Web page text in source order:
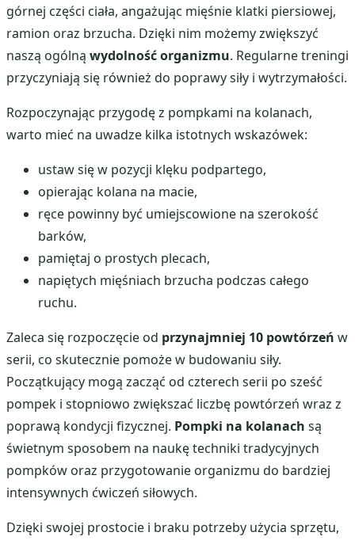
górnej części ciała, angażując mięśnie klatki piersiowej,
ramion oraz brzucha. Dzięki nim możemy zwiększyć
naszą ogólną wydolność organizmu. Regularne treningi
przyczyniają się również do poprawy siły i wytrzymałości.
Rozpoczynając przygodę z pompkami na kolanach,
warto mieć na uwadze kilka istotnych wskazówek:
ustaw się w pozycji klęku podpartego,
opierając kolana na macie,
ręce powinny być umiejscowione na szerokość
barków,
pamiętaj o prostych plecach,
napiętych mięśniach brzucha podczas całego
ruchu.
Zaleca się rozpoczęcie od przynajmniej 10 powtórzeń w
serii, co skutecznie pomoże w budowaniu siły.
Początkujący mogą zacząć od czterech serii po sześć
pompek i stopniowo zwiększać liczbę powtórzeń wraz z
poprawą kondycji fizycznej. Pompki na kolanach są
świetnym sposobem na naukę techniki tradycyjnych
pompków oraz przygotowanie organizmu do bardziej
intensywnych ćwiczeń siłowych.
Dzięki swojej prostocie i braku potrzeby użycia sprzętu,